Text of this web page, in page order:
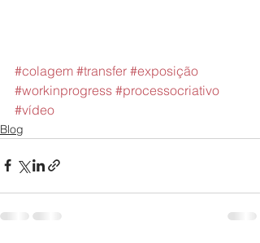
#colagem #transfer #exposição
#workinprogress #processocriativo
#vídeo
Blog